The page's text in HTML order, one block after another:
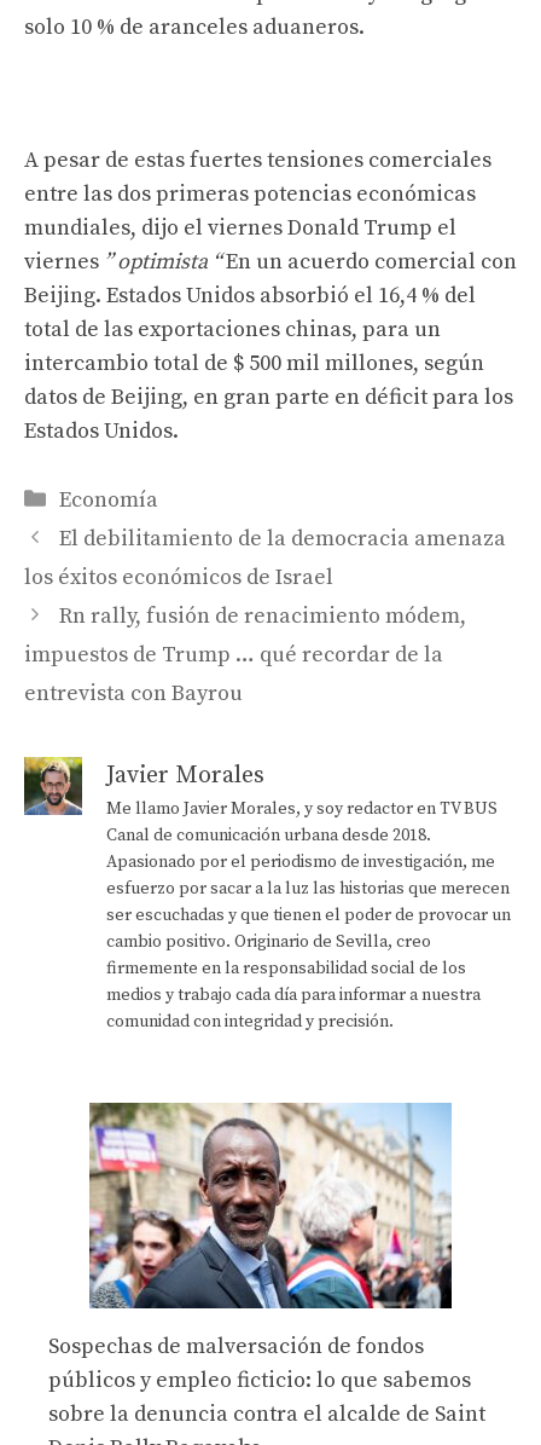
solo 10 % de aranceles aduaneros.
A pesar de estas fuertes tensiones comerciales
entre las dos primeras potencias económicas
mundiales, dijo el viernes Donald Trump el
viernes ” optimista “En un acuerdo comercial con
Beijing. Estados Unidos absorbió el 16,4 % del
total de las exportaciones chinas, para un
intercambio total de $ 500 mil millones, según
datos de Beijing, en gran parte en déficit para los
Estados Unidos.
Categorías
Economía
El debilitamiento de la democracia amenaza
los éxitos económicos de Israel
Rn rally, fusión de renacimiento módem,
impuestos de Trump … qué recordar de la
entrevista con Bayrou
Javier Morales
Me llamo Javier Morales, y soy redactor en TV BUS
Canal de comunicación urbana desde 2018.
Apasionado por el periodismo de investigación, me
esfuerzo por sacar a la luz las historias que merecen
ser escuchadas y que tienen el poder de provocar un
cambio positivo. Originario de Sevilla, creo
firmemente en la responsabilidad social de los
medios y trabajo cada día para informar a nuestra
comunidad con integridad y precisión.
Sospechas de malversación de fondos
públicos y empleo ficticio: lo que sabemos
sobre la denuncia contra el alcalde de Saint